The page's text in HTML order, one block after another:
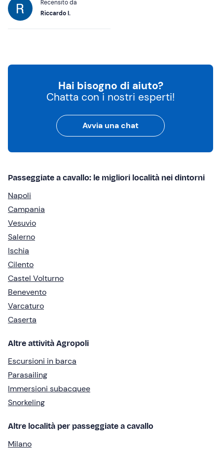
Recensito da
Riccardo I.
Hai bisogno di aiuto?
Chatta con i nostri esperti!
Avvia una chat
Passeggiate a cavallo: le migliori località nei dintorni
Napoli
Campania
Vesuvio
Salerno
Ischia
Cilento
Castel Volturno
Benevento
Varcaturo
Caserta
Altre attività Agropoli
Escursioni in barca
Parasailing
Immersioni subacquee
Snorkeling
Altre località per passeggiate a cavallo
Milano